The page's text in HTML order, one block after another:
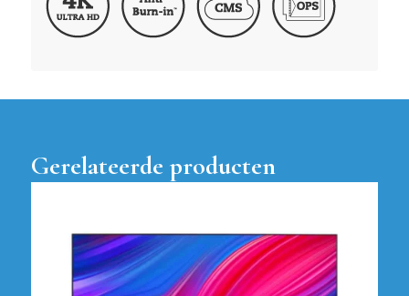
Gerelateerde producten